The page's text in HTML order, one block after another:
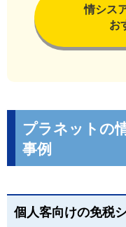
情シス
お
プラネットの
事例
個人客向けの免税